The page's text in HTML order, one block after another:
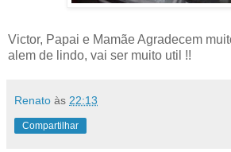
Victor, Papai e Mamãe Agradecem
alem de lindo, vai ser muito util !!
Renato às 22:13
Compartilhar